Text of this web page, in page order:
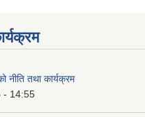
तथा कार्यक्रम
- 14:55